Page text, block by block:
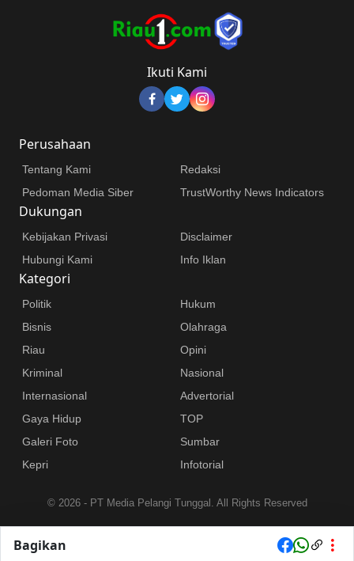
Bagikan
Ikuti Kami
Perusahaan
Tentang Kami
Redaksi
Pedoman Media Siber
TrustWorthy News Indicators
Dukungan
Kebijakan Privasi
Disclaimer
Hubungi Kami
Info Iklan
Kategori
Politik
Hukum
Bisnis
Olahraga
Riau
Opini
Kriminal
Nasional
Internasional
Advertorial
Gaya Hidup
TOP
Galeri Foto
Sumbar
Kepri
Infotorial
© 2026 - PT Media Pelangi Tunggal. All Rights Reserved